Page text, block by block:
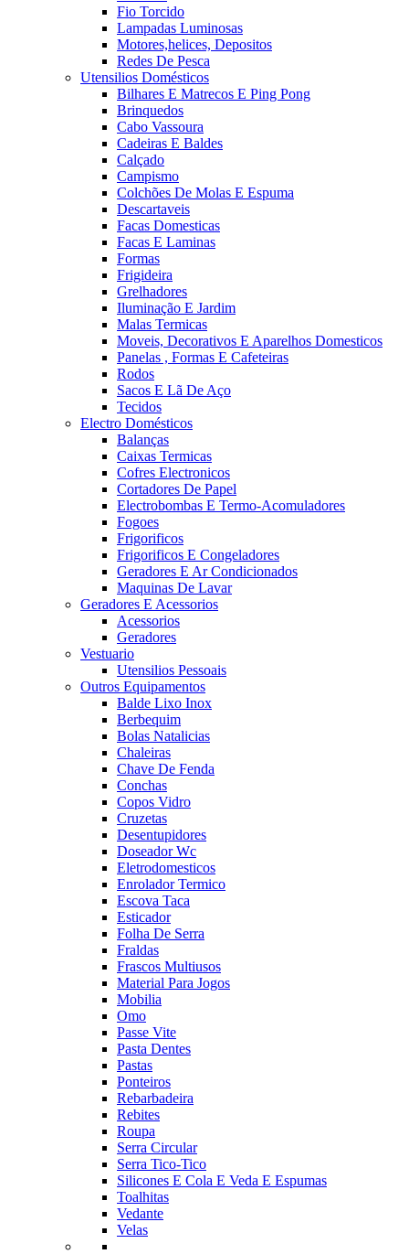
Fio Torcido
Lampadas Luminosas
Motores,helices, Depositos
Redes De Pesca
Utensilios Domésticos
Bilhares E Matrecos E Ping Pong
Brinquedos
Cabo Vassoura
Cadeiras E Baldes
Calçado
Campismo
Colchões De Molas E Espuma
Descartaveis
Facas Domesticas
Facas E Laminas
Formas
Frigideira
Grelhadores
Iluminação E Jardim
Malas Termicas
Moveis, Decorativos E Aparelhos Domesticos
Panelas , Formas E Cafeteiras
Rodos
Sacos E Lã De Aço
Tecidos
Electro Domésticos
Balanças
Caixas Termicas
Cofres Electronicos
Cortadores De Papel
Electrobombas E Termo-Acomuladores
Fogoes
Frigorificos
Frigorificos E Congeladores
Geradores E Ar Condicionados
Maquinas De Lavar
Geradores E Acessorios
Acessorios
Geradores
Vestuario
Utensilios Pessoais
Outros Equipamentos
Balde Lixo Inox
Berbequim
Bolas Natalicias
Chaleiras
Chave De Fenda
Conchas
Copos Vidro
Cruzetas
Desentupidores
Doseador Wc
Eletrodomesticos
Enrolador Termico
Escova Taca
Esticador
Folha De Serra
Fraldas
Frascos Multiusos
Material Para Jogos
Mobilia
Omo
Passe Vite
Pasta Dentes
Pastas
Ponteiros
Rebarbadeira
Rebites
Roupa
Serra Circular
Serra Tico-Tico
Silicones E Cola E Veda E Espumas
Toalhitas
Vedante
Velas